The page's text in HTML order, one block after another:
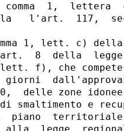
1,  lettera
l'art.  117,
1, lett. c)
8  della  legge
f), che
giorni
delle zone idonee
smaltimento e
piano  territoriale